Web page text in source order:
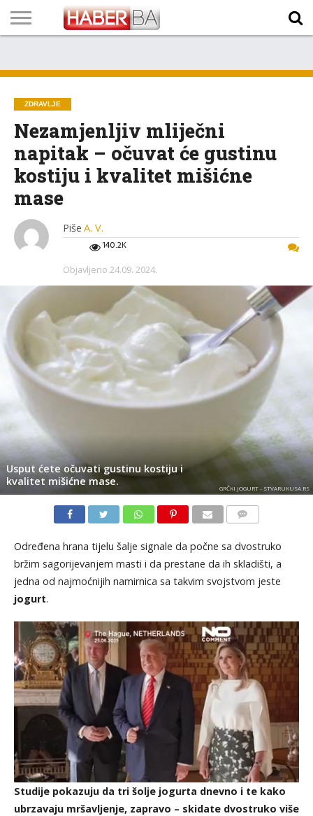
TECH
PROGRAM
PROGNOZA
PUTEVIMA
LISTA
NAMA
ZDRAVLJE
Nezamjenljiv mliječni
napitak – očuvat će gustinu
kostiju i kvalitet mišićne
mase
Piše A. V.
140.2K
Objavljeno 24.09. 2024.
Usput ćete očuvati gustinu kostiju i
kvalitet mišićne mase.
GRČKI JOGURT - STVARUKUSA.RS
Određena hrana tijelu šalje signale da počne sa dvostruko
bržim sagorijevanjem masti i da prestane da ih skladišti, a
jedna od najmoćnijih namirnica sa takvim svojstvom jeste
jogurt.
Studije pokazuju da tri šolje jogurta dnevno i te kako
ubrzavaju mršavljenje, zapravo – skidate dvostruko više